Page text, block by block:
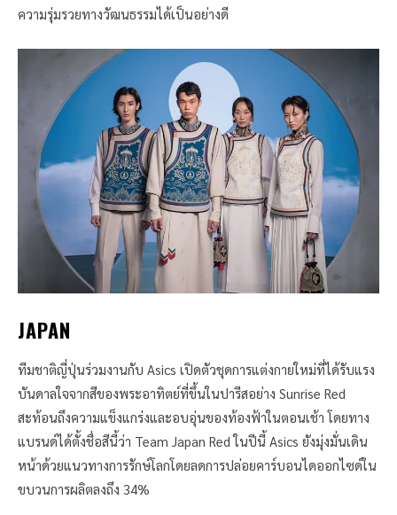
ความรุ่มรวยทางวัฒนธรรมได้เป็นอย่างดี
JAPAN
ทีมชาติญี่ปุ่นร่วมงานกับ Asics เปิดตัวชุดการแต่งกายใหม่ที่ได้รับแรง
บันดาลใจจากสีของพระอาทิตย์ที่ขึ้นในปารีสอย่าง Sunrise Red
สะท้อนถึงความแข็งแกร่งและอบอุ่นของท้องฟ้าในตอนเช้า โดยทาง
แบรนด์ได้ตั้งชื่อสีนี้ว่า Team Japan Red ในปีนี้ Asics ยังมุ่งมั่นเดิน
หน้าด้วยแนวทางการรักษ์โลกโดยลดการปล่อยคาร์บอนไดออกไซด์ใน
ขบวนการผลิตลงถึง 34%